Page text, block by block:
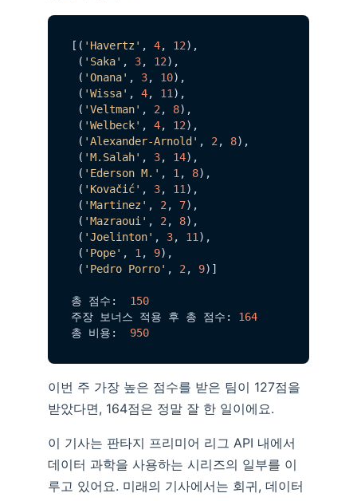
[( 'Havertz' , 4, 12),
( 'Saka' , 3, 12),
( 'Onana' , 3, 10),
( 'Wissa' , 4, 11),
( 'Veltman' , 2, 8),
( 'Welbeck' , 4, 12),
( 'Alexander-Arnold' , 2, 8),
( 'M.Salah' , 3, 14),
( 'Ederson M.' , 1, 8),
( 'Kovačić' , 3, 11),
( 'Martinez' , 2, 7),
( 'Mazraoui' , 2, 8),
( 'Joelinton' , 3, 11),
( 'Pope' , 1, 9),
( 'Pedro Porro' , 2, 9)]
총 점수: 150
주장 보너스 적용 후 총 점수: 164
총 비용: 950
이번 주 가장 높은 점수를 받은 팀이 127점을
받았다면, 164점은 정말 잘 한 일이에요.
이 기사는 판타지 프리미어 리그 API 내에서
데이터 과학을 사용하는 시리즈의 일부를 이
루고 있어요. 미래의 기사에서는 회귀, 데이터